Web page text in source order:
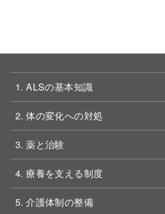
1. ALSの基本知識
2. 体の変化への対処
3. 薬と治験
4. 療養を支える制度
5. 介護体制の整備